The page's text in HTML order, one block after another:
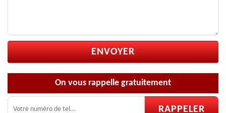
On vous rappelle gratuitement